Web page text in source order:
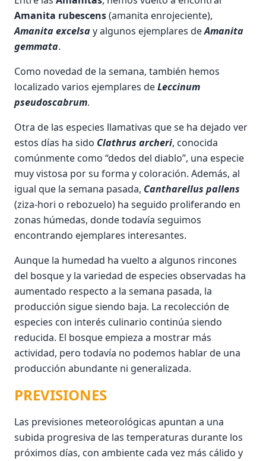
Amanita rubescens(amanita enrojeciente),
Amanita excelsay algunos ejemplares deAmanita
gemmata.
Como novedad de la semana, también hemos
localizado varios ejemplares deLeccinum
pseudoscabrum.
Otra de las especies llamativas que se ha dejado ver
estos días ha sido Clathrus archeri, conocida
comúnmente como “dedos del diablo”, una especie
muy vistosa por su forma y coloración. Además, al
igual que la semana pasada, Cantharellus pallens
(ziza-hori o rebozuelo) ha seguido proliferando en
zonas húmedas, donde todavía seguimos
encontrando ejemplares interesantes.
Aunque la humedad ha vuelto a algunos rincones
del bosque y la variedad de especies observadas ha
aumentado respecto a la semana pasada, la
producción sigue siendo baja. La recolección de
especies con interés culinario continúa siendo
reducida. El bosque empieza a mostrar más
actividad, pero todavía no podemos hablar de una
producción abundante ni generalizada.
PREVISIONES
Las previsiones meteorológicas apuntan a una
subida progresiva de las temperaturas durante los
próximos días, con ambiente cada vez más cálido y